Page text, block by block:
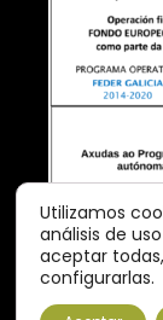
Utilizamos
análisis de
aceptar
configurarlas.